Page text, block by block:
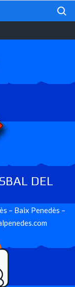
DEL
– Baix Penedès –